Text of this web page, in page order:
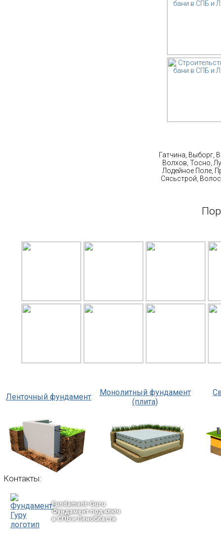
Гатчина, Выборг,
Волхов, Тосно,
Лодейное Поле,
Сясьстрой,
Ленточный фундамент
Монолитный фундамент
(плита)
Контакты:
Fundament-Guru
Фундамент под ключ
в СПБ и Ленобласти